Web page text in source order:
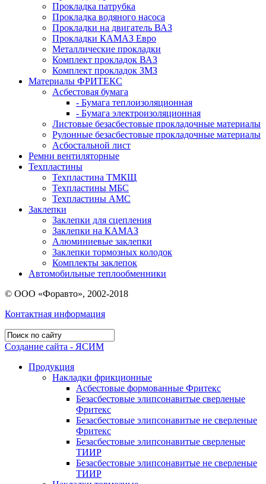
Прокладка патрубка
Прокладка водяного насоса
Прокладки на двигатель ВАЗ
Прокладки КАМАЗ Евро
Металлические прокладки
Комплект прокладок ВАЗ
Комплект прокладок ЗМЗ
Материалы ФРИТЕКС
Асбестовая бумага
- Бумага теплоизоляционная
- Бумага электроизоляционная
Листовые безасбестовые прокладочные материалы
Рулонные безасбестовые прокладочные материалы
Асбостальной лист
Ремни вентиляторные
Техпластины
Техпластина ТМКЩ
Техпластины МБС
Техпластины АМС
Заклепки
Заклепки для сцепления
Заклепки на КАМАЗ
Алюминиевые заклепки
Заклепки тормозных колодок
Комплекты заклепок
Автомобильные теплообменники
© ООО «Форавто», 2002-2018
Контактная информация
Создание сайта - ЯСИМ
Продукция
Накладки фрикционные
Асбестовые формованные Фритекс
Безасбестовые элипсонавитые сверленые
Фритекс
Безасбестовые элипсонавитые не сверленые
Фритекс
Безасбестовые элипсонавитые сверленые
ТИИР
Безасбестовые элипсонавитые не сверленые
ТИИР